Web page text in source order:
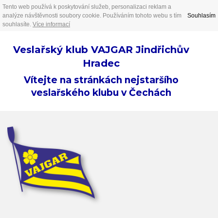
Tento web používá k poskytování služeb, personalizaci reklam a
analýze návštěvnosti soubory cookie. Používáním tohoto webu s tím
souhlasíte. Více informací
Souhlasím
Veslařský klub VAJGAR Jindřichův
Hradec
Vítejte na stránkách nejstaršího
veslařského klubu v Čechách